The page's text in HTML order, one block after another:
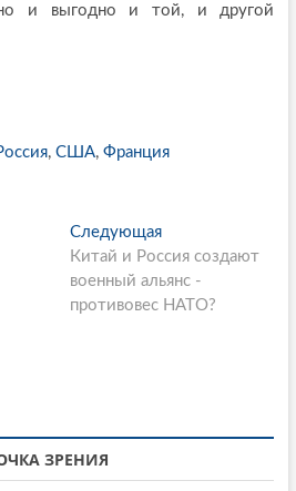
и выгодно и той, и другой
, США, Франция
Следующая
л
е
д
Китай и Россия создают
военный альянс -
противовес НАТО?
ЗРЕНИЯ